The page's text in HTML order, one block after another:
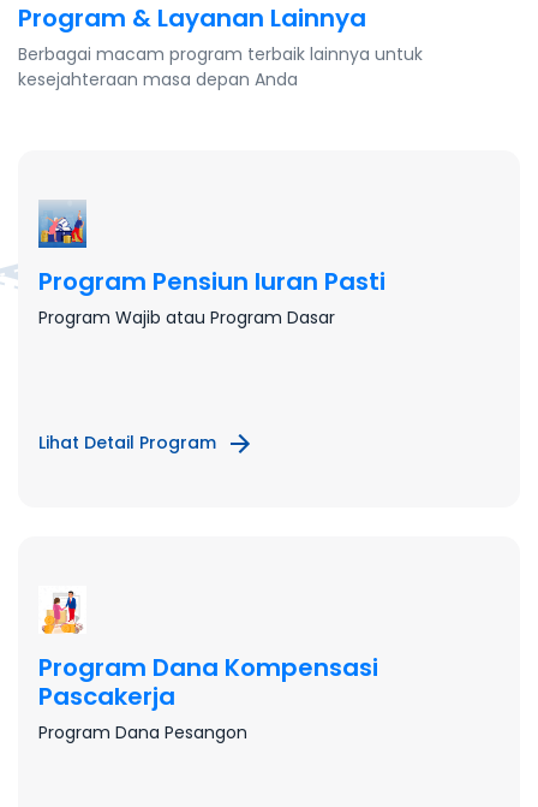
Program & Layanan Lainnya
Berbagai macam program terbaik lainnya untuk
kesejahteraan masa depan Anda
Program Pensiun Iuran Pasti
Program Wajib atau Program Dasar
Lihat Detail Program
Program Dana Kompensasi
Pascakerja
Program Dana Pesangon